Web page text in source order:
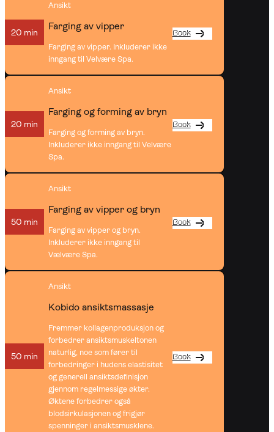
20 min
Ansikt
Farging av vipper
Farging av vipper. Inkluderer ikke
inngang til Velvære Spa.
Book
20 min
Ansikt
Farging og forming av bryn
Farging og forming av bryn.
Inkluderer ikke inngang til Velvære
Spa.
Book
50 min
Ansikt
Farging av vipper og bryn
Farging av vipper og bryn.
Inkluderer ikke inngang til
Vælvære Spa.
Book
50 min
Ansikt
Kobido ansiktsmassasje
Fremmer kollagenproduksjon og
forbedrer ansiktsmuskeltonen
naturlig, noe som fører til
forbedringer i hudens elastisitet
og generell ansiktsdefinisjon
gjennom regelmessige økter.
Øktene forbedrer også
blodsirkulasjonen og frigjør
spenninger i ansiktsmusklene.
Book